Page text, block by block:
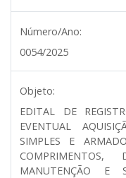
Número/Ano:
0054/2025
Objeto:
EDITAL DE
EVENTUAL
SIMPLES E
MANUTENÇÃO E